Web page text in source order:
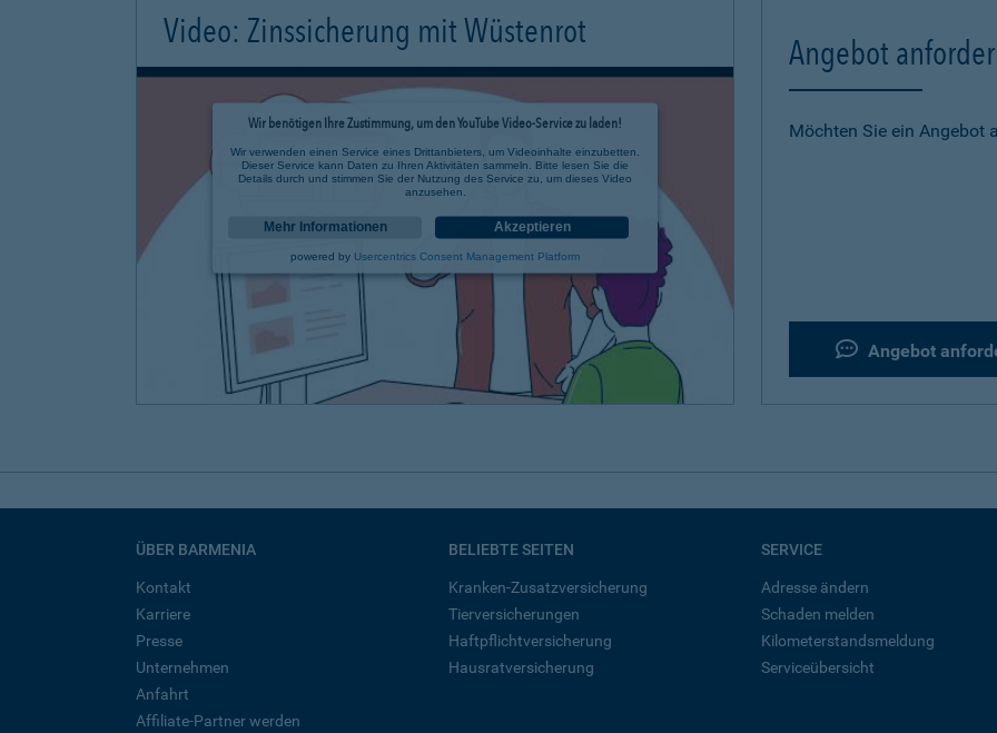
Video: Zinssicherung mit Wüstenrot
Wir benötigen Ihre Zustimmung, um den YouTube Video-Service zu laden!
Wir verwenden einen Service eines Drittanbieters, um Videoinhalte einzubetten.
Dieser Service kann Daten zu Ihren Aktivitäten sammeln. Bitte lesen Sie die
Details durch und stimmen Sie der Nutzung des Service zu, um dieses Video
anzusehen.
Mehr Informationen Akzeptieren
powered by Usercentrics Consent Management Platform
Angebot
Möchten Sie ein Angebot
Angebot
ÜBER BARMENIA
Kontakt
Karriere
Presse
Unternehmen
Anfahrt
Affiliate-Partner werden
BELIEBTE SEITEN
Kranken-Zusatzversicherung
Tierversicherungen
Haftpflichtversicherung
Hausratversicherung
SERVICE
Adresse ändern
Schaden melden
Kilometerstandsmeldung
Serviceübersicht